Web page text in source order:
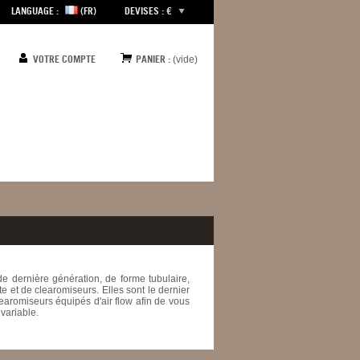
LANGUAGE : (FR) DEVISES : €
VOTRE COMPTE PANIER : (vide)
dernière génération, de forme tubulaire,
et de clearomiseurs. Elles sont le dernier
équipés d'air flow afin de vous